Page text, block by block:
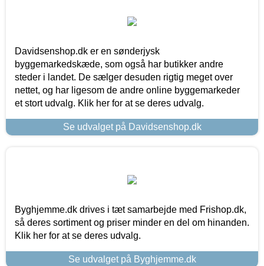
Davidsenshop.dk er en sønderjysk
byggemarkedskæde, som også har butikker andre
steder i landet. De sælger desuden rigtig meget over
nettet, og har ligesom de andre online byggemarkeder
et stort udvalg. Klik her for at se deres udvalg.
Se udvalget på Davidsenshop.dk
Byghjemme.dk drives i tæt samarbejde med Frishop.dk,
så deres sortiment og priser minder en del om hinanden.
Klik her for at se deres udvalg.
Se udvalget på Byghjemme.dk